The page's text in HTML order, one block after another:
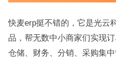
快麦erp挺不错的，它是光云
品，帮无数中小商家们实现
仓储、财务、分销、采购集